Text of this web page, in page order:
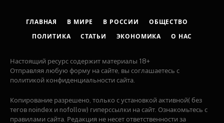
ГЛАВНАЯ В МИРЕ В РОССИИ ОБЩЕСТВО
ПОЛИТИКА СТАТЬИ ЭКОНОМИКА О НАС
Настоящий ресурс содержит материалы 18+
Отправляя любую форму на сайте, вы соглашаетесь с
политикой конфиденциальности сайта.
Копирование разрешено, только с установкой активной( без
тегов noindex и nofollow) гиперссылки на сайт. Ознакомьтесь с
правилами сайта. Редакция не несет ответственности за